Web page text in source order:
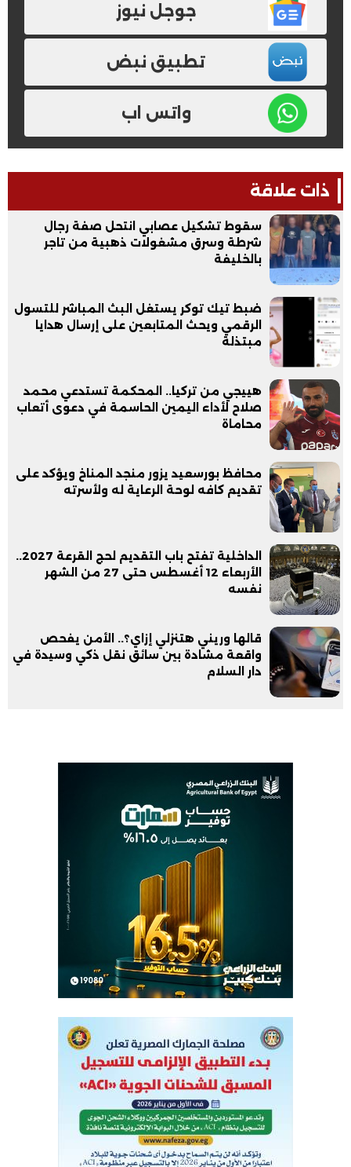
جوجل نيوز
تطبيق نبض
واتس اب
ذات علاقة
سقوط تشكيل عصابي انتحل صفة رجال
شرطة وسرق مشغولات ذهبية من تاجر
بالخليفة
ضبط تيك توكر يستغل البث المباشر للتسول
الرقمي ويحث المتابعين على إرسال هدايا
مبتذلة
هييجي من تركيا.. المحكمة تستدعي محمد
صلاح لأداء اليمين الحاسمة في دعوى أتعاب
محاماة
محافظ بورسعيد يزور منجد المناخ ويؤكد على
تقديم كافه لوحة الرعاية له ولأسرته
الداخلية تفتح باب التقديم لحج القرعة 2027..
الأربعاء 12 أغسطس حتى 27 من الشهر
نفسه
قالها وريني هتنزلي إزاي؟.. الأمن يفحص
واقعة مشادة بين سائق نقل ذكي وسيدة في
دار السلام